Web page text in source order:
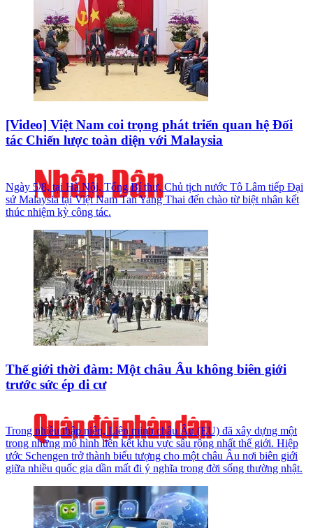
[Video] Việt Nam coi trọng phát triển quan hệ Đối
tác Chiến lược toàn diện với Malaysia
Ngày 5/8, tại Hà Nội, Tổng Bí thư, Chủ tịch nước Tô Lâm tiếp Đại
sứ Malaysia tại Việt Nam Tan Yang Thai đến chào từ biệt nhân kết
thúc nhiệm kỳ công tác.
Thế giới thời đàm: Một châu Âu không biên giới
trước sức ép di cư
Trong nhiều thập niên, Liên minh châu Âu (EU) đã xây dựng một
trong những mô hình liên kết khu vực sâu rộng nhất thế giới. Hiệp
ước Schengen trở thành biểu tượng cho một châu Âu nơi biên giới
giữa nhiều quốc gia dần mất đi ý nghĩa trong đời sống thường nhật.